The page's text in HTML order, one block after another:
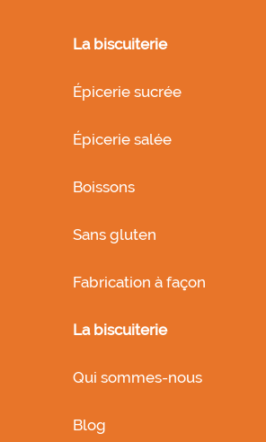
La biscuiterie
Épicerie sucrée
Épicerie salée
Boissons
Sans gluten
Fabrication à façon
La biscuiterie
Qui sommes-nous
Blog